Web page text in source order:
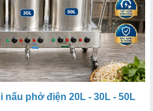
nấu phở điện 20L - 30L - 50L